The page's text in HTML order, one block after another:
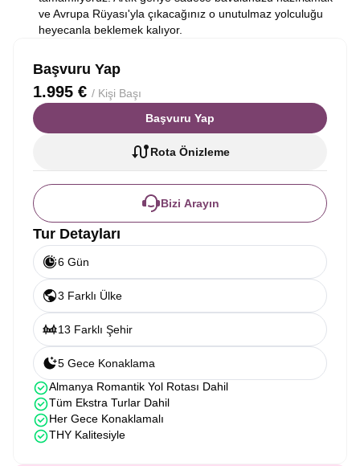
ve Avrupa Rüyası'yla çıkacağınız o unutulmaz yolculuğu
heyecanla beklemek kalıyor.
Başvuru Yap
1.995 € / Kişi Başı
Başvuru Yap
Rota Önizleme
Bizi Arayın
Tur Detayları
6 Gün
3 Farklı Ülke
13 Farklı Şehir
5 Gece Konaklama
Almanya Romantik Yol Rotası Dahil
Tüm Ekstra Turlar Dahil
Her Gece Konaklamalı
THY Kalitesiyle